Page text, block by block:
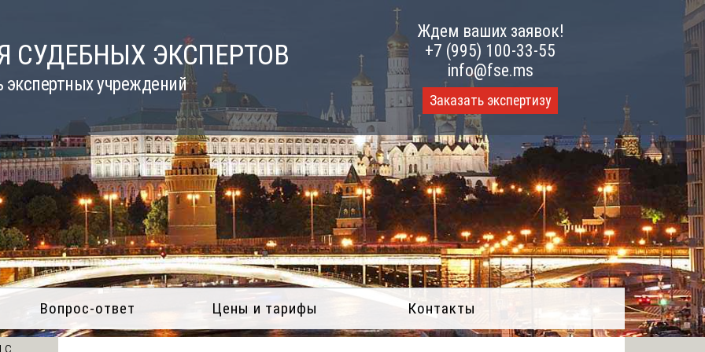
СУДЕБНЫХ ЭКСПЕРТОВ
экспертных учреждений
Ждем ваших заявок!
+7 (995) 100-33-55
info@fse.ms
Заказать экспертизу
Вопрос-ответ Цены и тарифы Контакты
с